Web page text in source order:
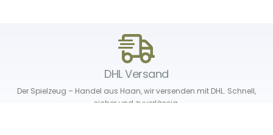
DHL Versand
Der Spielzeug – Handel aus Haan, wir versenden mit DHL. Schnell,
sicher und zuverlässig.